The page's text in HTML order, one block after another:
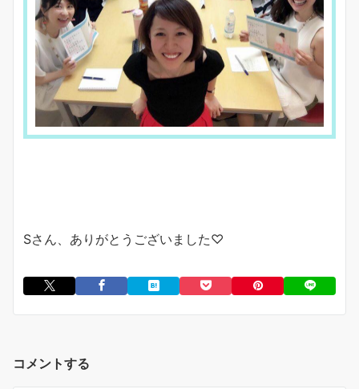
Sさん、ありがとうございました♡
コメントする